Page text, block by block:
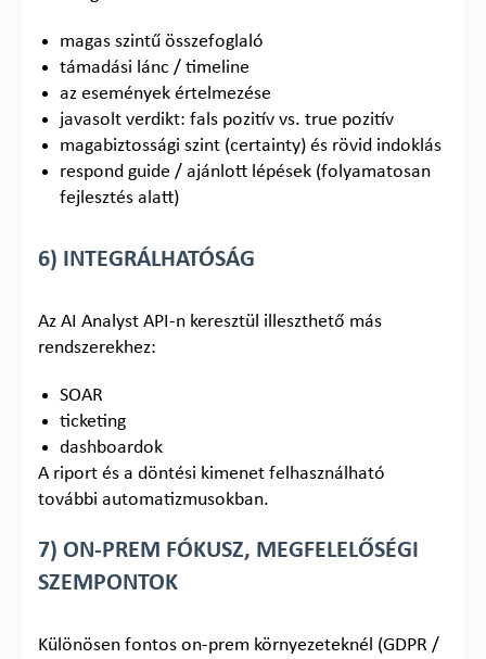
magas szintű összefoglaló
támadási lánc / timeline
az események értelmezése
javasolt verdikt: fals pozitív vs. true pozitív
magabiztossági szint (certainty) és rövid indoklás
respond guide / ajánlott lépések (folyamatosan
fejlesztés alatt)
6) INTEGRÁLHATÓSÁG
Az AI Analyst API-n keresztül illeszthető más
rendszerekhez:
SOAR
ticketing
dashboardok
A riport és a döntési kimenet felhasználható
további automatizmusokban.
7) ON-PREM FÓKUSZ, MEGFELELŐSÉGI
SZEMPONTOK
Különösen fontos on-prem környezeteknél (GDPR /